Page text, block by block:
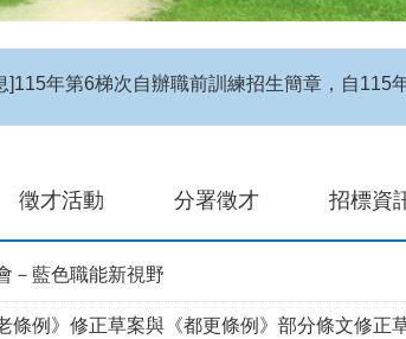
115年度第4梯次自辦在職進修訓練招生簡章
徵才活動 分署徵才 招標資
－藍色職能新視野
草案與《都更條例》部分條文修正草案」政策電子圖文說明資